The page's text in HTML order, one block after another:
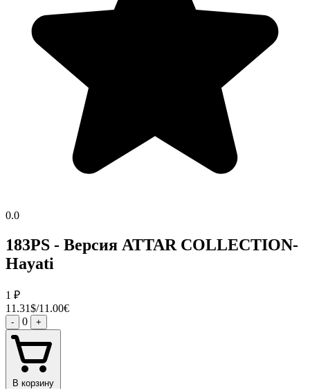
0.0
183PS - Версия ATTAR COLLECTION-
Hayati
1 ₽
11.31$/11.00€
- 0 +
В корзину